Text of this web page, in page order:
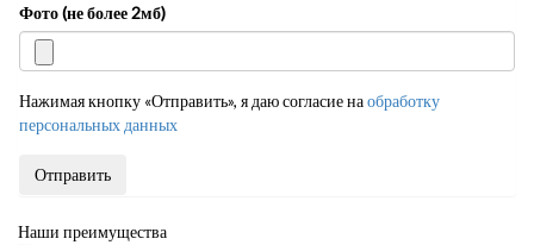
Фото (не более 2мб)
Нажимая кнопку «Отправить», я даю согласие наобработку
персональных данных
Отправить
Наши преимущества